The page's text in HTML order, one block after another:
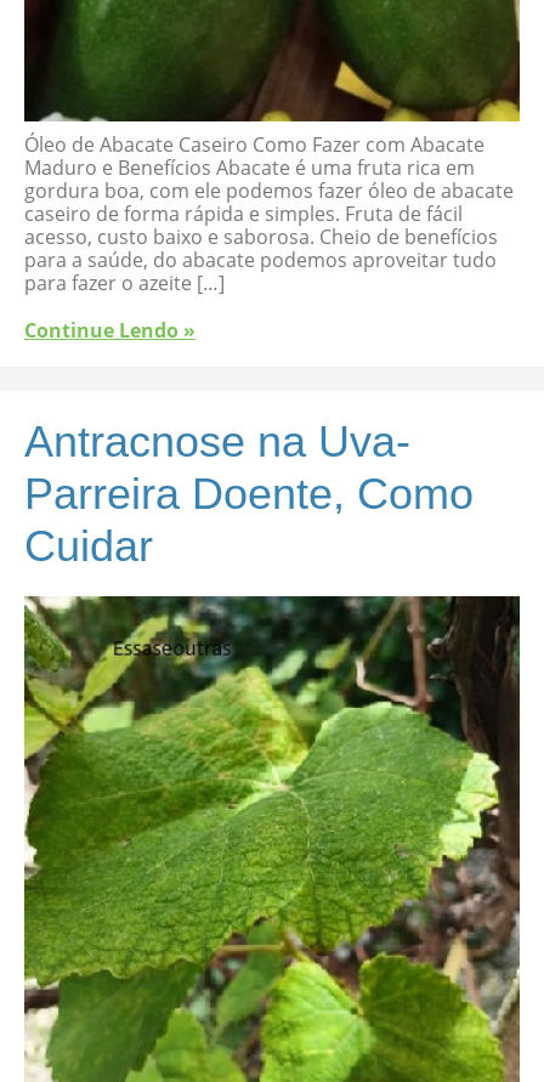
Óleo de Abacate Caseiro Como Fazer com Abacate
Maduro e Benefícios Abacate é uma fruta rica em
gordura boa, com ele podemos fazer óleo de abacate
caseiro de forma rápida e simples. Fruta de fácil
acesso, custo baixo e saborosa. Cheio de benefícios
para a saúde, do abacate podemos aproveitar tudo
para fazer o azeite […]
Continue Lendo »
Antracnose na Uva-
Parreira Doente, Como
Cuidar